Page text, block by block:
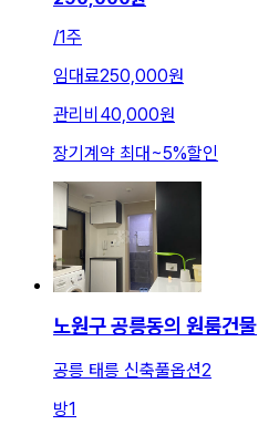
/1주
임대료250,000원
관리비 40,000원
장기계약 최대 ~5%할인
노원구 공릉동의 원룸건물
공릉 태릉 신축풀옵션2
방1